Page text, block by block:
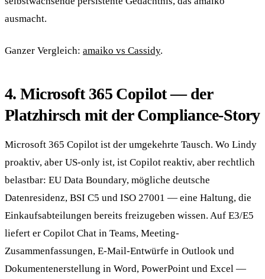
ausmacht.
Ganzer Vergleich: amaiko vs Cassidy.
4. Microsoft 365 Copilot — der
Platzhirsch mit der Compliance-Story
Microsoft 365 Copilot ist der umgekehrte Tausch. Wo Lindy
proaktiv, aber US-only ist, ist Copilot reaktiv, aber rechtlich
belastbar: EU Data Boundary, mögliche deutsche
Datenresidenz, BSI C5 und ISO 27001 — eine Haltung, die
Einkaufsabteilungen bereits freizugeben wissen. Auf E3/E5
liefert er Copilot Chat in Teams, Meeting-
Zusammenfassungen, E-Mail-Entwürfe in Outlook und
Dokumentenerstellung in Word, PowerPoint und Excel —